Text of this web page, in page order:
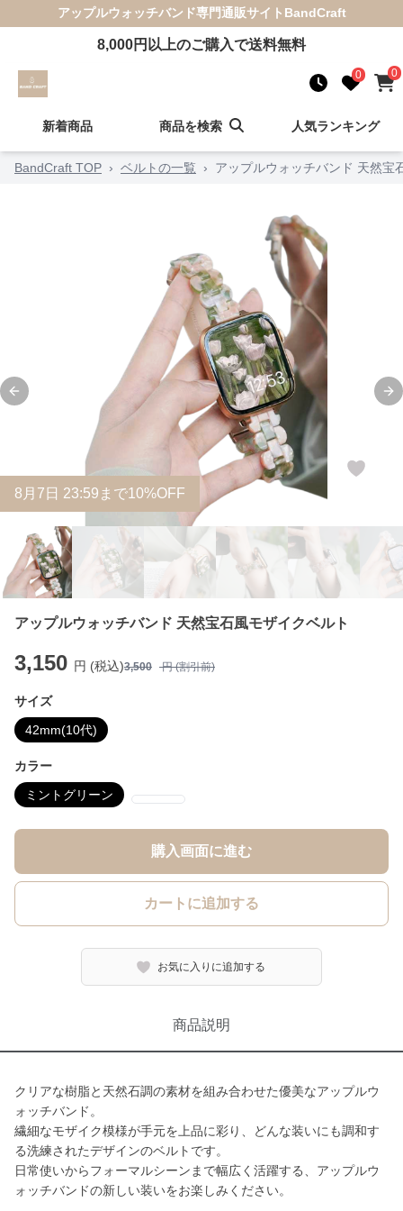
アップルウォッチバンド専門通販サイト BandCraft
8,000円以上のご購入で送料無料
0 0
新着商品 商品を検索 人気ランキング
BandCraft TOP › ベルトの一覧 › アップルウォッチバンド 天然宝
Previous slide
8 月 7 日 23:59まで10%OFF
アップルウォッチバンド 天然宝石風モザイクベルト
3,150 円 (税込)3,500 円 (割引前)
サイズ
42mm(10代)
カラー
ミントグリーン
購入画面に進む
カートに追加する
お気に入りに追加する
商品説明
クリアな樹脂と天然石調の素材を組み合わせた優美なアップルウ
ォッチバンド。
繊細なモザイク模様が手元を上品に彩り、どんな装いにも調和す
る洗練されたデザインのベルトです。
日常使いからフォーマルシーンまで幅広く活躍する、アップルウ
ォッチバンドの新しい装いをお楽しみください。